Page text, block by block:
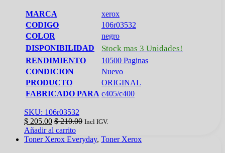
MARCA
xerox
CODIGO
106r03532
COLOR
negro
DISPONIBILIDAD
Stock mas 3 Unidades!
RENDIMIENTO
10500 Paginas
CONDICION
Nuevo
PRODUCTO
ORIGINAL
FABRICADO PARA c405/c400
SKU: 106r03532
$ 205.00 $210.00 Incl IGV.
Añadir al carrito
Toner Xerox Everyday, Toner Xerox